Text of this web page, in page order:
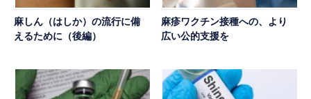
麻しん（はしか）の流行に備
えるために（後編）
麻疹ワクチン接種への、より
広い公的支援を